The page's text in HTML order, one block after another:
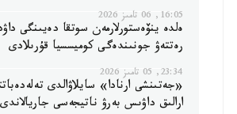
16:05, 06 تامىز 2026
ەلدە ينۆەستورلارمەن سوتقا دەيىنگى
رەتتەۋ جونىندەگى كوميسسيا قۇرىلادى
23:34, 05 تامىز 2026
«جەتىنشى ارنادا» سايلاۋالدى
ارالىق داۋىس بەرۋ ناتيجەسى جاريالاندى